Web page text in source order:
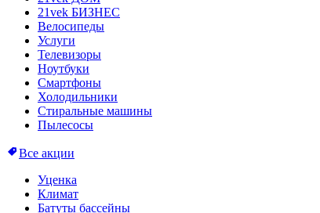
21vek БИЗНЕС
Велосипеды
Услуги
Телевизоры
Ноутбуки
Смартфоны
Холодильники
Стиральные машины
Пылесосы
Все акции
Уценка
Климат
Батуты бассейны